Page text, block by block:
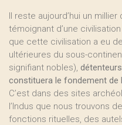
Il reste aujourd’hui un
témoignant d’une
que cette civilisation a eu
ultérieures du sous-
signifiant nobles),
constituera le fondement de
C’est dans des sites
l’Indus que nous trouvons
fonctions rituelles, des